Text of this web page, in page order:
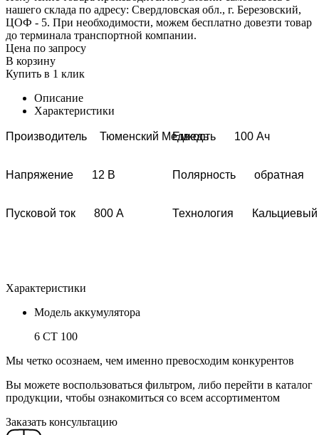
нашего склада по адресу: Свердловская обл., г. Березовский,
ЦОФ - 5. При необходимости, можем бесплатно довезти товар
до терминала транспортной компании.
Цена по запросу
В корзину
Купить в 1 клик
Описание
Характеристики
Производитель Тюменский Медведь
Напряжение 12 В
Пусковой ток 800 A
Емкость 100 Ач
Полярность обратная
Технология Кальциевый
Характеристики
Модель аккумулятора
6 СТ 100
Мы четко осознаем, чем именно превосходим конкурентов
Вы можете воспользоваться фильтром, либо перейти в каталог
продукции, чтобы ознакомиться со всем ассортиментом
Заказать консультацию